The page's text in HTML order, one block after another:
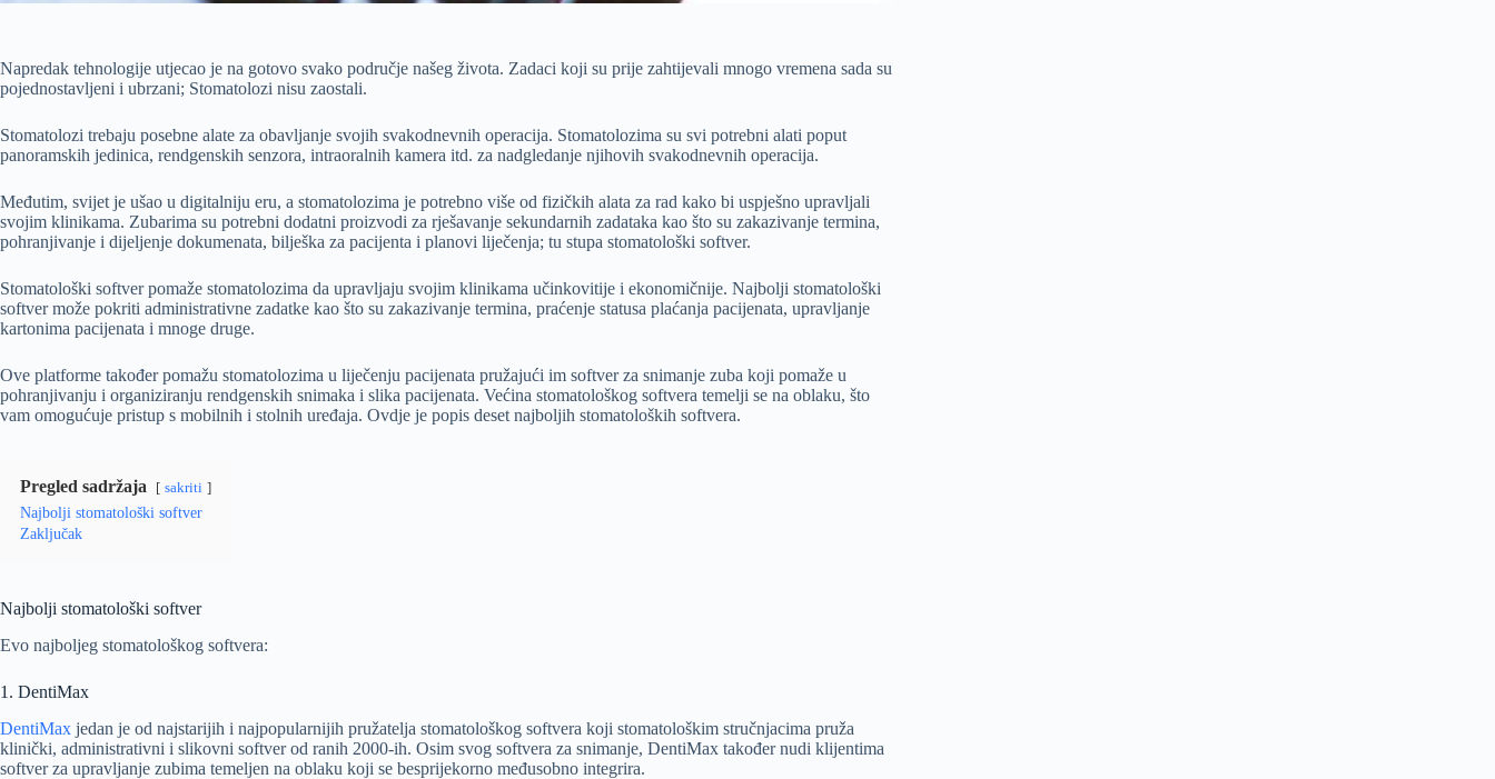
Napredak tehnologije utjecao je na gotovo svako područje našeg života. Zadaci koji su prije zahtijevali mnogo vremena sada su
pojednostavljeni i ubrzani; Stomatolozi nisu zaostali.
Stomatolozi trebaju posebne alate za obavljanje svojih svakodnevnih operacija. Stomatolozima su svi potrebni alati poput
panoramskih jedinica, rendgenskih senzora, intraoralnih kamera itd. za nadgledanje njihovih svakodnevnih operacija.
Međutim, svijet je ušao u digitalniju eru, a stomatolozima je potrebno više od fizičkih alata za rad kako bi uspješno upravljali
svojim klinikama. Zubarima su potrebni dodatni proizvodi za rješavanje sekundarnih zadataka kao što su zakazivanje termina,
pohranjivanje i dijeljenje dokumenata, bilješka za pacijenta i planovi liječenja; tu stupa stomatološki softver.
Stomatološki softver pomaže stomatolozima da upravljaju svojim klinikama učinkovitije i ekonomičnije. Najbolji stomatološki
softver može pokriti administrativne zadatke kao što su zakazivanje termina, praćenje statusa plaćanja pacijenata, upravljanje
kartonima pacijenata i mnoge druge.
Ove platforme također pomažu stomatolozima u liječenju pacijenata pružajući im softver za snimanje zuba koji pomaže u
pohranjivanju i organiziranju rendgenskih snimaka i slika pacijenata. Većina stomatološkog softvera temelji se na oblaku, što
vam omogućuje pristup s mobilnih i stolnih uređaja. Ovdje je popis deset najboljih stomatoloških softvera.
Pregled sadržaja sakriti
Najbolji stomatološki softver
Zaključak
Najbolji stomatološki softver
Evo najboljeg stomatološkog softvera:
1. DentiMax
DentiMax jedan je od najstarijih i najpopularnijih pružatelja stomatološkog softvera koji stomatološkim stručnjacima pruža
klinički, administrativni i slikovni softver od ranih 2000-ih. Osim svog softvera za snimanje, DentiMax također nudi klijentima
softver za upravljanje zubima temeljen na oblaku koji se besprijekorno međusobno integrira.